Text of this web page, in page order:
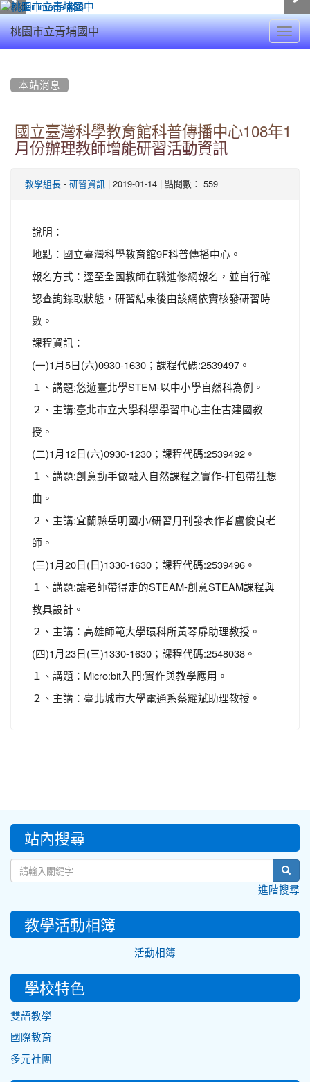
桃園市立青埔國中
本站消息
國立臺灣科學教育館科普傳播中心108年1
月份辦理教師增能研習活動資訊
教學組長 - 研習資訊 | 2019-01-14 | 點閱數： 559
說明：
地點：國立臺灣科學教育館9F科普傳播中心。
報名方式：逕至全國教師在職進修網報名，並自行確
認查詢錄取狀態，研習結束後由該網依實核發研習時
數。
課程資訊：
(一)1月5日(六)0930-1630；課程代碼:2539497。
１、講題:悠遊臺北學STEM-以中小學自然科為例。
２、主講:臺北市立大學科學學習中心主任古建國教
授。
(二)1月12日(六)0930-1230；課程代碼:2539492。
１、講題:創意動手做融入自然課程之實作-打包帶狂想
曲。
２、主講:宜蘭縣岳明國小/研習月刊發表作者盧俊良老
師。
(三)1月20日(日)1330-1630；課程代碼:2539496。
１、講題:讓老師帶得走的STEAM-創意STEAM課程與
教具設計。
２、主講：高雄師範大學環科所黃琴扉助理教授。
(四)1月23日(三)1330-1630；課程代碼:2548038。
１、講題：Micro:bit入門:實作與教學應用。
２、主講：臺北城市大學電通系蔡耀斌助理教授。
::: 站內搜尋
進階搜尋
教學活動相簿
活動相簿
學校特色
雙語教學
國際教育
多元社團